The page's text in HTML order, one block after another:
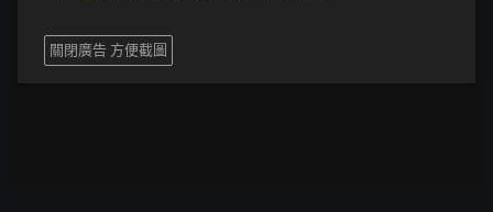
關閉廣告 方便截圖